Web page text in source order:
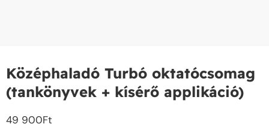
Középhaladó Turbó oktatócsomag
(tankönyvek + kísérő applikáció)
49 900Ft